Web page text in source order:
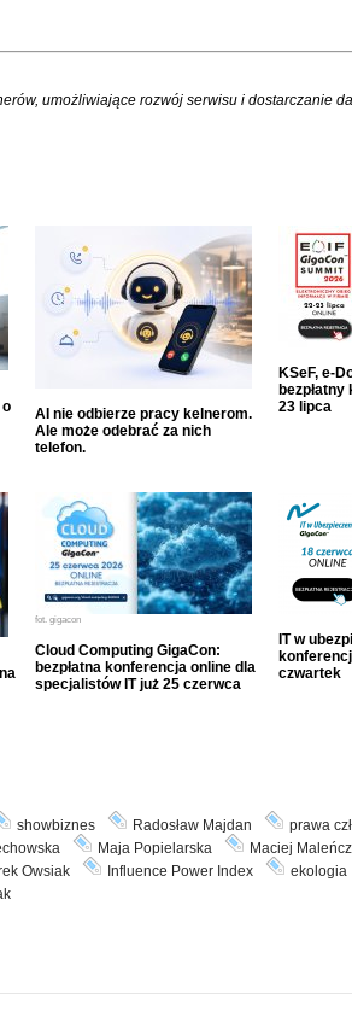
umożliwiające rozwój serwisu i dostarczanie
AI nie odbierze pracy kelnerom.
Ale może odebrać za nich
telefon.
KSeF, e-
bezpłatny
23 lipca
fot. gigacon
Cloud Computing GigaCon:
bezpłatna konferencja online dla
specjalistów IT już 25 czerwca
IT w
czwartek
showbiznes Radosław Majdan
prawa
Maja Popielarska Maciej
Owsiak Influence Power Index ekologia